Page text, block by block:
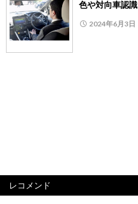
色や対向車認識
2024年6月3日
レコメンド